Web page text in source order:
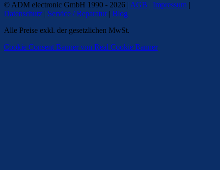
© ADM electronic GmbH 1990 - 2026 | AGB | Impressum |
Datenschutz | Service / Reparatur| Blog
Alle Preise exkl. der gesetzlichen MwSt.
Cookie Consent Banner von Real Cookie Banner